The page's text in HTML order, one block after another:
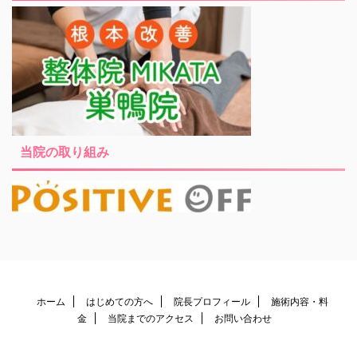
当院の取り組み
ホーム はじめての方へ 院長プロフィール
施術内容・料
金
当院までのアクセス お問い合わせ